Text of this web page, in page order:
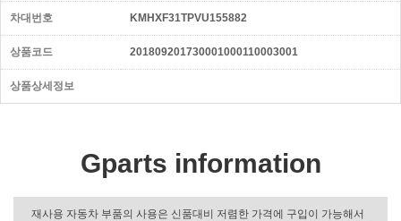
차대번호 KMHXF31TPVU155882
상품코드 201809201730001000110003001
상품상세정보
Gparts information
재사용 자동차 부품의 사용은 신품대비 저렴한 가격에 구입이 가능해서